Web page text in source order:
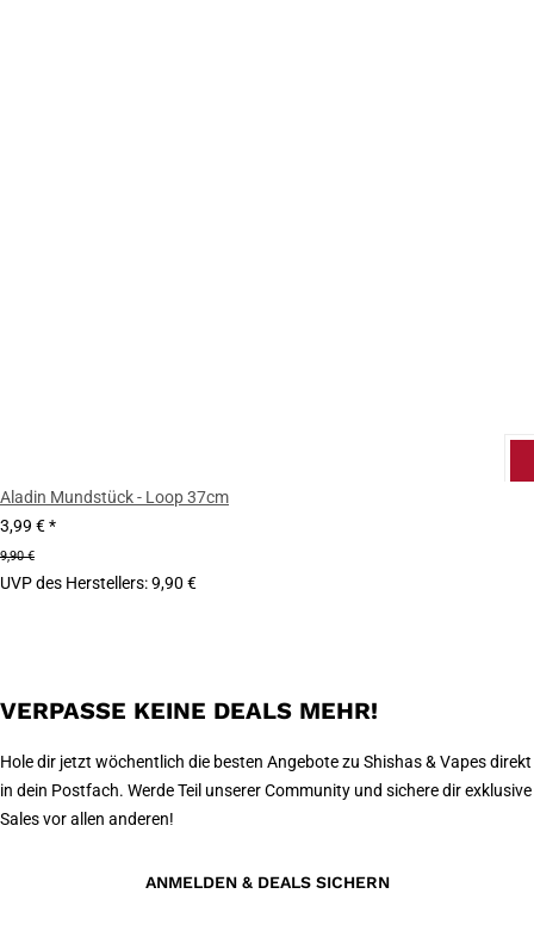
Aladin Mundstück - Loop 37cm
3,99 €*
9,90 €
UVP des Herstellers:9,90 €
VERPASSE KEINE DEALS MEHR!
Hole dir jetzt wöchentlich die besten Angebote zu Shishas & Vapes direkt
in dein Postfach. Werde Teil unserer Community und sichere dir exklusive
Sales vor allen anderen!
ANMELDEN & DEALS SICHERN